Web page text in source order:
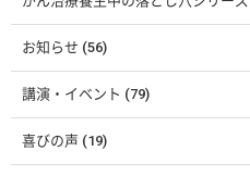
お知らせ (56)
講演・イベント (79)
喜びの声 (19)